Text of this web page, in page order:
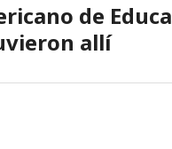
de
allí